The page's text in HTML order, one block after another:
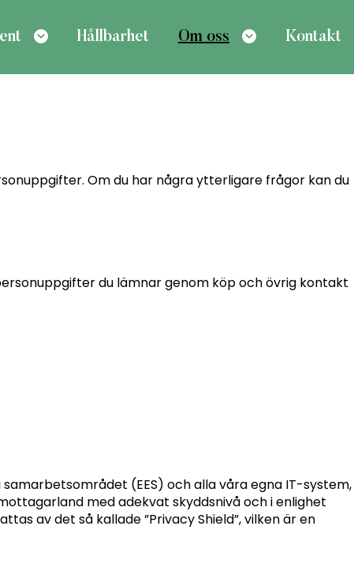
Hållbarhet Om oss Kontakt
Om du har några ytterligare frågor kan du
du lämnar genom köp och övrig kontakt
(EES) och alla våra egna IT-system,
med adekvat skyddsnivå och i enlighet
av det så kallade ”Privacy Shield”, vilken är en